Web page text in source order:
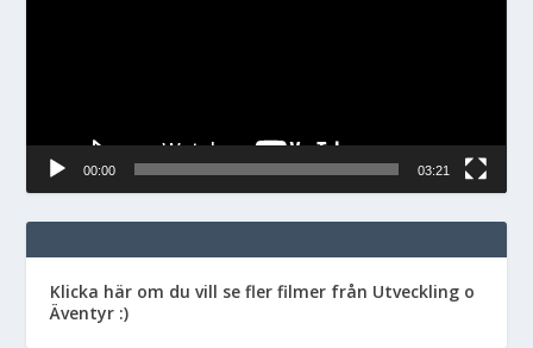
00:00 03:21
Klicka här om du vill se fler filmer från Utveckling o
Äventyr :)